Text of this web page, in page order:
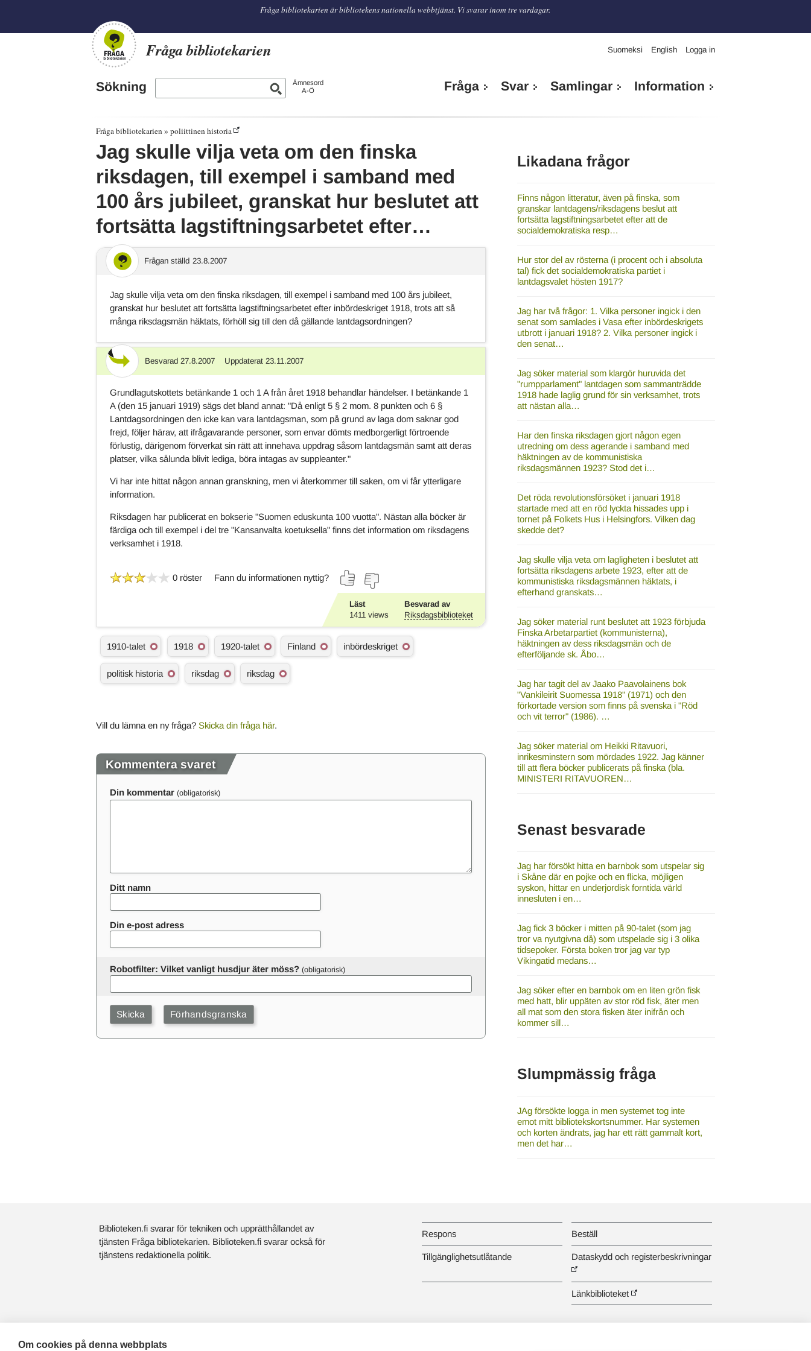
Fråga bibliotekarien är bibliotekens nationella webbtjänst. Vi svarar inom tre vardagar.
Fråga bibliotekarien Suomeksi English Logga in
Sökning
Ämnesord
A-Ö
Fråga Svar Samlingar Information
Fråga bibliotekarien poliittinen historia
Jag skulle vilja veta om den finska
riksdagen, till exempel i samband med
100 års jubileet, granskat hur beslutet att
fortsätta lagstiftningsarbetet efter…
Frågan ställd 23.8.2007
Jag skulle vilja veta om den finska riksdagen, till exempel i samband med 100 års jubileet,
granskat hur beslutet att fortsätta lagstiftningsarbetet efter inbördeskriget 1918, trots att så
många riksdagsmän häktats, förhöll sig till den då gällande lantdagsordningen?
Svar Besvarad 27.8.2007 Uppdaterat 23.11.2007
Grundlagutskottets betänkande 1 och 1 A från året 1918 behandlar händelser. I betänkande 1
A (den 15 januari 1919) sägs det bland annat: "Då enligt 5 § 2 mom. 8 punkten och 6 §
Lantdagsordningen den icke kan vara lantdagsman, som på grund av laga dom saknar god
frejd, följer härav, att ifrågavarande personer, som envar dömts medborgerligt förtroende
förlustig, därigenom förverkat sin rätt att innehava uppdrag såsom lantdagsmän samt att deras
platser, vilka sålunda blivit lediga, böra intagas av suppleanter."
Vi har inte hittat någon annan granskning, men vi återkommer till saken, om vi får ytterligare
information.
Riksdagen har publicerat en bokserie "Suomen eduskunta 100 vuotta". Nästan alla böcker är
färdiga och till exempel i del tre "Kansanvalta koetuksella" finns det information om riksdagens
verksamhet i 1918.
0 röster Fann du informationen nyttig?
Läst
1411 views
Besvarad av
Riksdagsbiblioteket
Ä
m
n
s
1910-talet 1918 1920-talet Finland inbördeskriget
politisk historia riksdag riksdag
Vill du lämna en ny fråga? Skicka din fråga här.
Kommentera svaret
Din kommentar
Ditt namn
Din e-post adress
Robotfilter: Vilket vanligt husdjur äter möss?
Likadana frågor
Finns någon litteratur, även på finska, som
granskar lantdagens/riksdagens beslut att
fortsätta lagstiftningsarbetet efter att de
socialdemokratiska resp…
Hur stor del av rösterna (i procent och i absoluta
tal) fick det socialdemokratiska partiet i
lantdagsvalet hösten 1917?
Jag har två frågor: 1. Vilka personer ingick i den
senat som samlades i Vasa efter inbördeskrigets
utbrott i januari 1918? 2. Vilka personer ingick i
den senat…
Jag söker material som klargör huruvida det
"rumpparlament" lantdagen som sammanträdde
1918 hade laglig grund för sin verksamhet, trots
att nästan alla…
Har den finska riksdagen gjort någon egen
utredning om dess agerande i samband med
häktningen av de kommunistiska
riksdagsmännen 1923? Stod det i…
Det röda revolutionsförsöket i januari 1918
startade med att en röd lyckta hissades upp i
tornet på Folkets Hus i Helsingfors. Vilken dag
skedde det?
Jag skulle vilja veta om lagligheten i beslutet att
fortsätta riksdagens arbete 1923, efter att de
kommunistiska riksdagsmännen häktats, i
efterhand granskats…
Jag söker material runt beslutet att 1923 förbjuda
Finska Arbetarpartiet (kommunisterna),
häktningen av dess riksdagsmän och de
efterföljande sk. Åbo…
Jag har tagit del av Jaako Paavolainens bok
"Vankileirit Suomessa 1918" (1971) och den
förkortade version som finns på svenska i "Röd
och vit terror" (1986). …
Jag söker material om Heikki Ritavuori,
inrikesminstern som mördades 1922. Jag känner
till att flera böcker publicerats på finska (bla.
MINISTERI RITAVUOREN…
Senast besvarade
Jag har försökt hitta en barnbok som utspelar sig
i Skåne där en pojke och en flicka, möjligen
syskon, hittar en underjordisk forntida värld
innesluten i en…
Jag fick 3 böcker i mitten på 90-talet (som jag
tror va nyutgivna då) som utspelade sig i 3 olika
tidsepoker. Första boken tror jag var typ
Vikingatid medans…
Jag söker efter en barnbok om en liten grön fisk
med hatt, blir uppäten av stor röd fisk, äter men
all mat som den stora fisken äter inifrån och
kommer sill…
Slumpmässig fråga
JAg försökte logga in men systemet tog inte
emot mitt bibliotekskortsnummer. Har systemen
och korten ändrats, jag har ett rätt gammalt kort,
men det har…
Biblioteken.fi svarar för tekniken och upprätthållandet av
tjänsten Fråga bibliotekarien. Biblioteken.fi svarar också för
tjänstens redaktionella politik.
Respons Beställ
Tillgänglighetsutlåtande Dataskydd och registerbeskrivningar
Länkbiblioteket
Om cookies på denna webbplats